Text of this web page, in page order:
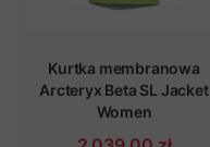
Kurtka membranowa
Arcteryx Beta SL Jacket
Women